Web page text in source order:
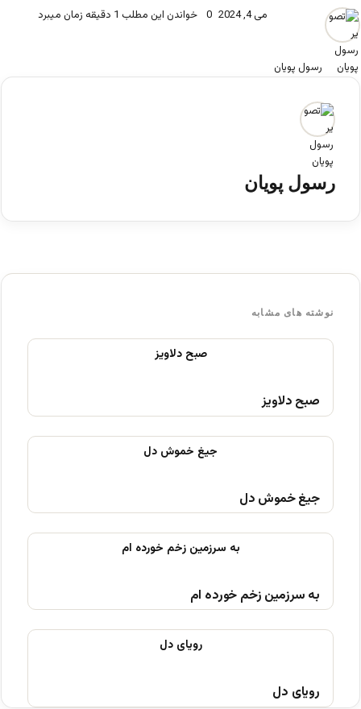
رسول پویان
می 4, 2024 0 خواندن این مطلب 1 دقیقه زمان میبرد
رسول پویان
نوشته های مشابه
صبح دلاویز
جیغ خموش دل
به سرزمین زخم خورده ام
رویای دل